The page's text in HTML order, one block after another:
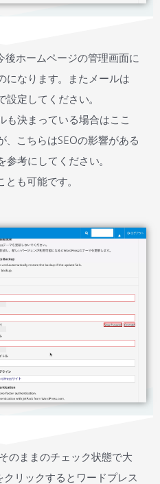
後ホームページの管理画面に
になります。またメールは
設定してください。
も決まっている場合はここ
、こちらはSEOの影響がある
考にしてください。
も可能です。
のままのチェック状態で大
クリックするとワードプレス